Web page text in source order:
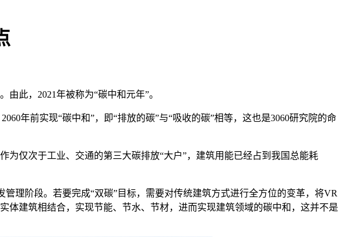
此，2021年被称为“碳中和元年”。
年前实现“碳中和”，即“排放的碳”与“吸收的碳”相等，这也是3060研究院的命
仅次于工业、交通的第三大碳排放“大户”，建筑用能已经占到我国总能耗
理阶段。若要完成“双碳”目标，需要对传统建筑方式进行全方位的变革，将VR
建筑相结合，实现节能、节水、节材，进而实现建筑领域的碳中和，这并不是